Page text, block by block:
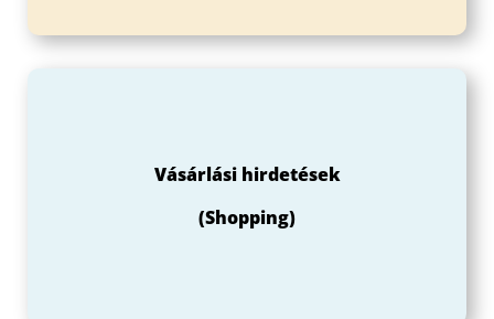
Vásárlási hirdetések
(Shopping)